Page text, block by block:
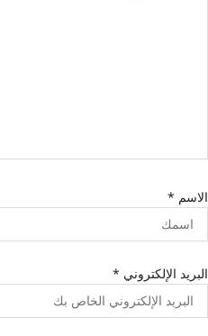
الاسم *
البريد الإلكتروني *